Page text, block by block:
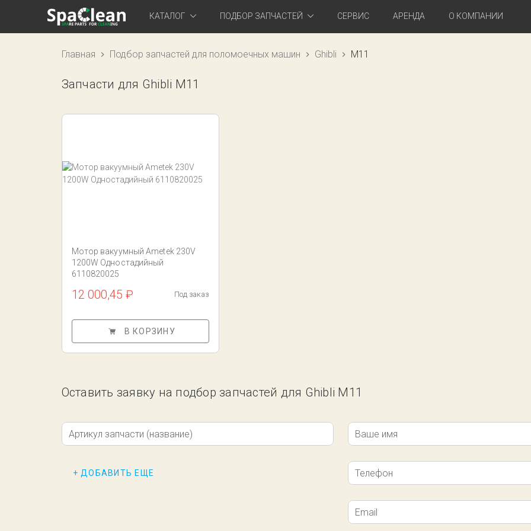
КАТАЛОГ ПОДБОР ЗАПЧАСТЕЙ СЕРВИС АРЕНДА О КОМПАНИИ
Главная Подбор запчастей для поломоечных машин Ghibli M11
Запчасти для Ghibli M11
Мотор вакуумный Ametek 230V
1200W Одностадийный
6110820025
12 000,45 ₽ Под заказ
В КОРЗИНУ
Оставить заявку на подбор запчастей для Ghibli M11
Артикул запчасти (название)
+ ДОБАВИТЬ ЕЩЕ
Ваше имя
Телефон
Email